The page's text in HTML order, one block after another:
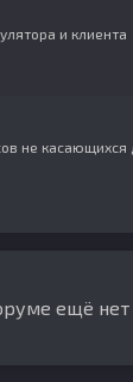
и клиента
не касающихся
ещё нет